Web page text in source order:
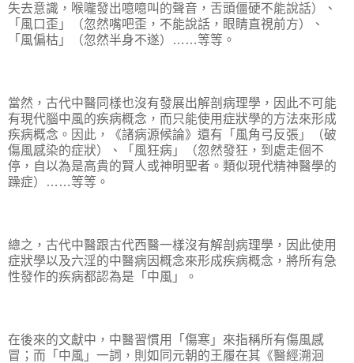
失去意識，喉嚨發出噫噫叫的聲音，舌頭僵硬不能說話）、
「風口歪」（忽然嘴吧歪，不能說話，眼睛直視前方）、
「風偏枯」（忽然半身不遂）……等等。
當然，古代中醫同樣也沒有發展出解剖病理學，因此不可能
有現代腦中風的疾病概念，而只能使用症狀學的方法來形成
疾病概念。因此，《諸病源候論》還有「風角弓反張」（破
傷風感染的症狀）、「風狂病」（忽然發狂，到處走個不
停，自以為是高貴的賢人或神明聖者。類似現代精神醫學的
躁症）……等等。
總之，古代中醫跟古代西醫一樣沒有解剖病理學，因此使用
症狀學以及六淫的中醫病因概念來形成疾病概念，將所有急
性發作的疾病都認為是「中風」。
在後來的文獻中，中醫習慣用「傷寒」來指稱所有傷風感
冒；而「中風」一詞，則如同元朝的王履在其《醫經溯洄